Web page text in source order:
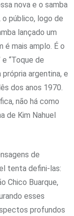
nova e o samba
o público, logo de
lançado um
é mais amplo. É o
“Toque de
argentina, e
dos anos 1970.
não há como
de Kim Nahuel
de
tenta defini-las:
Chico Buarque,
esses
profundos